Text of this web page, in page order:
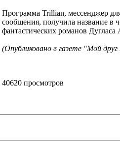
Программа Trillian, мессенджер
сообщения, получила название
фантастических романов
(Опубликовано в газете "Мой
40620 просмотров